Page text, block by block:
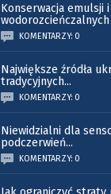
Konserwacja emulsji
KOMENTARZY: 0
Największe źródła
tradycyjnych...
KOMENTARZY: 0
Niewidzialni dla
podczerwień...
KOMENTARZY: 0